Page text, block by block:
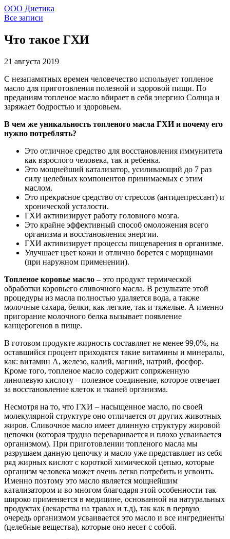
ООО Диетика
Все записи
Что такое ГХИ
21 августа 2019
С незапамятных времен человечество использует топленое
масло для приготовления полезной и здоровой пищи. По
преданиям топленое масло вбирает в себя энергию Солнца и
заряжает бодростью и здоровьем.
В чем же уникальность топленого масла ГХИ и почему его
нужно потреблять?
Это отличное средство для восстановления иммунитета
как взрослого человека, так и ребенка.
Это мощнейший катализатор, усиливающий до 7 раз
силу целебных компонентов принимаемых с этим
маслом.
Это прекрасное средство от стрессов (антидепрессант) и
хронической усталости.
ГХИ активизирует работу головного мозга.
Это крайне эффективный способ омоложения всего
организма и восстановления энергии.
ГХИ активизирует процессы пищеварения в организме.
Улучшает цвет кожи и отлично борется с морщинами
(при наружном применении).
Топленое коровье масло – это продукт термической
обработки коровьего сливочного масла. В результате этой
процедуры из масла полностью удаляется вода, а также
молочные сахара, белки, как легкие, так и тяжелые. А именно
пригорание молочного белка вызывает появление
канцерогенов в пище.
В готовом продукте жирность составляет не менее 99,0%, на
оставшийся процент приходятся такие витамины и минералы,
как: витамин А, железо, калий, магний, натрий, фосфор.
Кроме того, топленое масло содержит сопряженную
линолевую кислоту – полезное соединение, которое отвечает
за восстановление клеток и тканей организма.
Несмотря на то, что ГХИ – насыщенное масло, по своей
молекулярной структуре оно отличается от других животных
жиров. Сливочное масло имеет длинную структуру жировой
цепочки (которая трудно переваривается и плохо усваивается
организмом). При приготовлении топленого масла мы
разрушаем данную цепочку и масло уже представляет из себя
ряд жирных кислот с короткой химической цепью, которые
организм человека может очень легко потребить и усвоить.
Именно поэтому это масло является мощнейшим
катализатором и во многом благодаря этой особенности так
широко применяется в медицине, основанной на натуральных
продуктах (лекарства на травах и т.д), так как в первую
очередь организмом усваивается это масло и все ингредиенты
(целебные вещества), которые оно несет с собой.